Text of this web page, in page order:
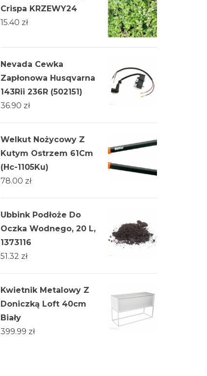
Crispa KRZEWY24
15.40 zł
Nevada Cewka
Zapłonowa Husqvarna
143Rii 236R (502151)
36.90 zł
Welkut Nożycowy Z
Kutym Ostrzem 61Cm
(Hc-1105Ku)
78.00 zł
Ubbink Podłoże Do
Oczka Wodnego, 20 L,
1373116
51.32 zł
Kwietnik Metalowy Z
Doniczką Loft 40cm
Biały
399.99 zł